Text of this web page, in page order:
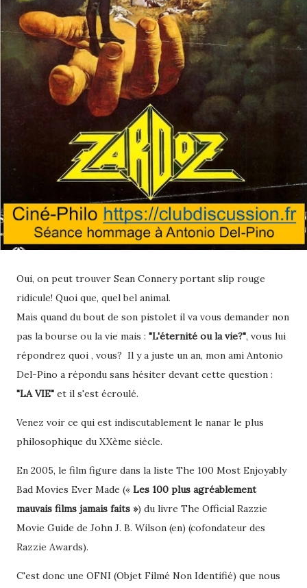
Oui, on peut trouver Sean Connery portant slip rouge
ridicule! Quoi que, quel bel animal.
Mais quand du bout de son pistolet il va vous demander non
pas la bourse ou la vie mais : "L'éternité ou la vie?", vous lui
répondrez quoi , vous? Il y a juste un an, mon ami Antonio
Del-Pino a répondu sans hésiter devant cette question :
"LA VIE" et il s'est écroulé.
Venez voir ce qui est indiscutablement le nanar le plus
philosophique du XXème siècle.
En 2005, le film figure dans la liste The 100 Most Enjoyably
Bad Movies Ever Made (« Les 100 plus agréablement
mauvais films jamais faits ») du livre The Official Razzie
Movie Guide de John J. B. Wilson (en) (cofondateur des
Razzie Awards).
C'est donc une OFNI (Objet Filmé Non Identifié) que nous